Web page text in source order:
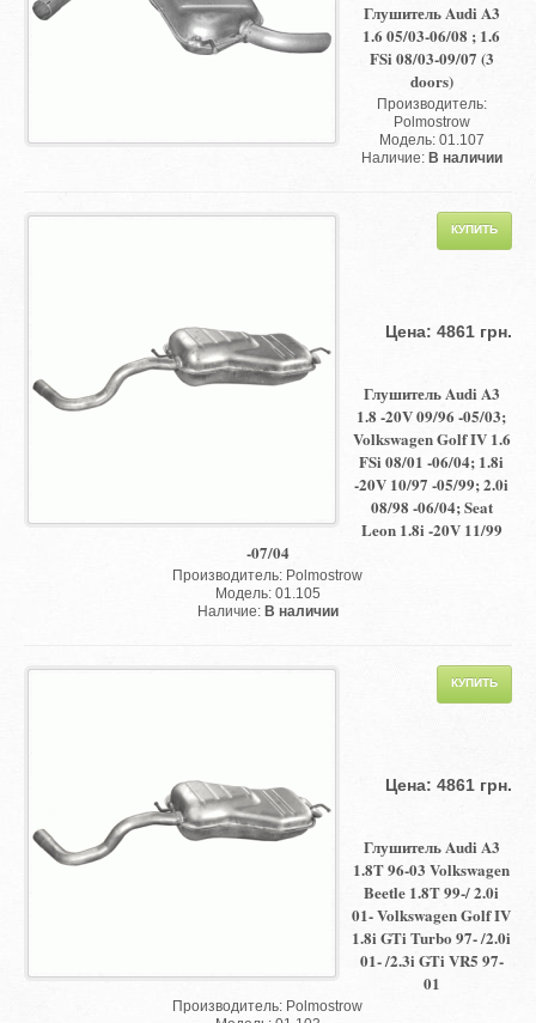
Глушитель Audi A3
1.6 05/03-06/08 ; 1.6
FSi 08/03-09/07 (3
doors)
Производитель:
Polmostrow
Модель: 01.107
Наличие: В наличии
Цена: 4861 грн.
Глушитель Audi A3
1.8 -20V 09/96 -05/03;
Volkswagen Golf IV 1.6
FSi 08/01 -06/04; 1.8i
-20V 10/97 -05/99; 2.0i
08/98 -06/04; Seat
Leon 1.8i -20V 11/99
-07/04
Производитель: Polmostrow
Модель: 01.105
Наличие: В наличии
Цена: 4861 грн.
Глушитель Audi A3
1.8T 96-03 Volkswagen
Beetle 1.8T 99-/ 2.0i
01- Volkswagen Golf IV
1.8i GTi Turbo 97- /2.0i
01- /2.3i GTi VR5 97-
01
Производитель: Polmostrow